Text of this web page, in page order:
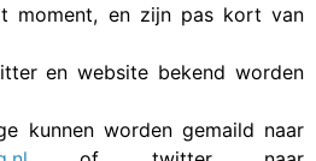
moment, en zijn pas kort van
en website bekend worden
kunnen worden gemaild naar